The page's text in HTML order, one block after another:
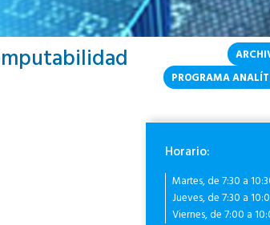
PROGRAMA
Horario:
Martes, de 7:30 a
Jueves, de 7:30 a
Viernes, de 7:00 a